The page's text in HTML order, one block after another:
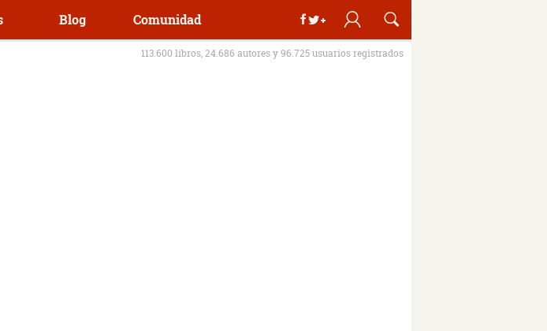
Blog Comunidad
113.600 libros, 24.686 autores y 96.725 usuarios registrados